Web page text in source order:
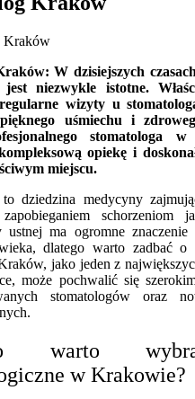
W dzisiejszych
niezwykle istotne.
wizyty u
uśmiechu i
stomatologa
opiekę i
miejscu.
to dziedzina medycyny
schorzeniom
ustnej ma ogromne znaczenie
dlatego warto zadbać
jako jeden z
może pochwalić się
stomatologów oraz
warto
w Krakowie?